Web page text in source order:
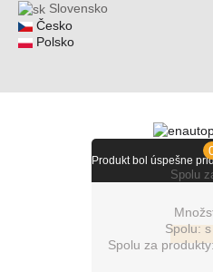
Slovensko
Česko
Polsko
Spolu
Produkt bol úspešne
Spolu:
Spolu za